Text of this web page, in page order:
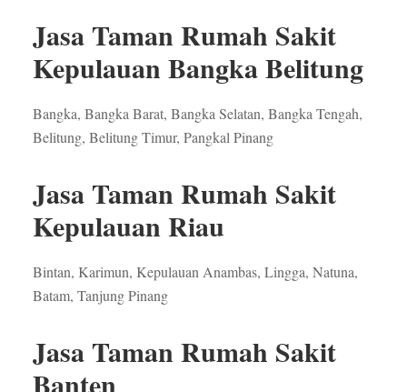
Jasa Taman Rumah Sakit
Kepulauan Bangka Belitung
Bangka, Bangka Barat, Bangka Selatan, Bangka Tengah,
Belitung, Belitung Timur, Pangkal Pinang
Jasa Taman Rumah Sakit
Kepulauan Riau
Bintan, Karimun, Kepulauan Anambas, Lingga, Natuna,
Batam, Tanjung Pinang
Jasa Taman Rumah Sakit
Banten